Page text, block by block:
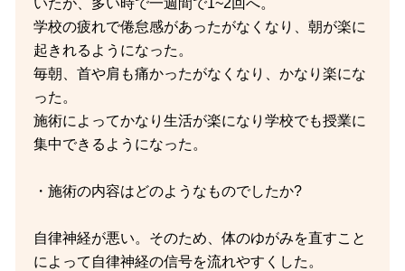
学校の疲れで倦怠感があったがなくなり、朝が楽に
起きれるようになった。
毎朝、首や肩も痛かったがなくなり、かなり楽にな
った。
施術によってかなり生活が楽になり学校でも授業に
集中できるようになった。
・施術の内容はどのようなものでしたか?
自律神経が悪い。そのため、体のゆがみを直すこと
によって自律神経の信号を流れやすくした。